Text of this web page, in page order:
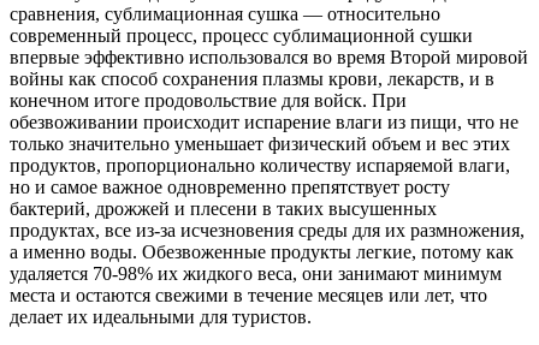
сравнения, сублимационная сушка — относительно
современный процесс, процесс сублимационной сушки
впервые эффективно использовался во время Второй мировой
войны как способ сохранения плазмы крови, лекарств, и в
конечном итоге продовольствие для войск. При
обезвоживании происходит испарение влаги из пищи, что не
только значительно уменьшает физический объем и вес этих
продуктов, пропорционально количеству испаряемой влаги,
но и самое важное одновременно препятствует росту
бактерий, дрожжей и плесени в таких высушенных
продуктах, все из-за исчезновения среды для их размножения,
а именно воды. Обезвоженные продукты легкие, потому как
удаляется 70-98% их жидкого веса, они занимают минимум
места и остаются свежими в течение месяцев или лет, что
делает их идеальными для туристов.